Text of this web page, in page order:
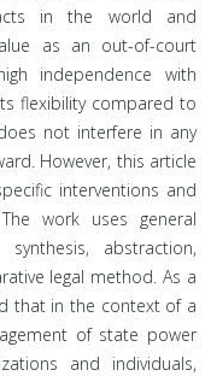
in the world and
as an out-of-court
independence with
flexibility compared to
not interfere in any
However, this article
interventions and
work uses general
abstraction,
legal method. As a
that in the context of a
of state power
and individuals,